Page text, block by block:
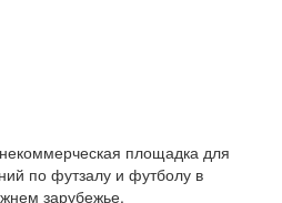
площадка для
по футзалу и футболу в
зарубежье.